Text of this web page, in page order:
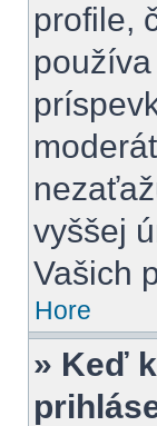
profile,
vyššej
Vašich
Hore
» Keď